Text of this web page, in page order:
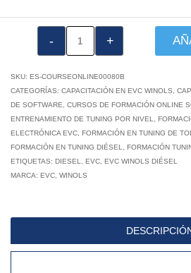
Módulo
ajuste
diésel
WinOLS
4
de
cantidad
SKU: ES-COURSEONLINE00080B
CATEGORÍAS: CAPACITACIÓN EN EVC WINOLS
DE SOFTWARE
CURSOS DE FORMACIÓN ONLINE
ENTRENAMIENTO DE TUNING POR NIVEL
ELECTRÓNICA EVC FORMACIÓN EN TUNING DE
FORMACIÓN EN TUNING DIÉSEL
FORMACIÓN
ETIQUETAS: DIESEL EVC EVC WINOLS DIÉSEL
MARCA: EVC WINOLS